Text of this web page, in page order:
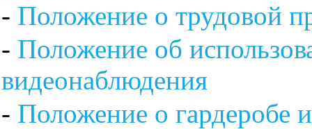
- Положение о трудовой
- Положение об
видеонаблюдения
- Положение о гардеробе